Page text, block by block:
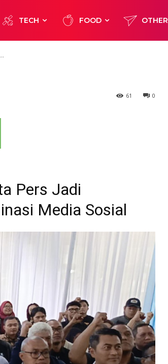
TECH FOOD OTHER
0
61
Pers Jadi
Media Sosial